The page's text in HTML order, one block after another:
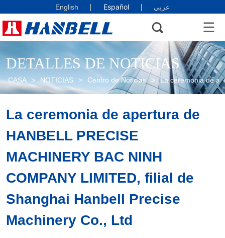
English Español عربي
DETALLES DE NOTICIAS
CASA > NOTICIAS > Centro de Noticias > La ceremonia de
La ceremonia de apertura de
HANBELL PRECISE
MACHINERY BAC NINH
COMPANY LIMITED, filial de
Shanghai Hanbell Precise
Machinery Co., Ltd